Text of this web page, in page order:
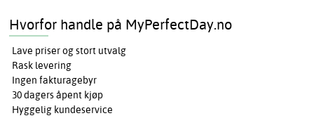
Hvorfor handle på MyPerfectDay.no
Lave priser og stort utvalg
Rask levering
Ingen fakturagebyr
30 dagers åpent kjøp
Hyggelig kundeservice